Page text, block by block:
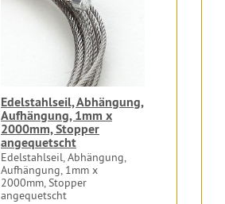
Edelstahlseil, Abhängung,
Aufhängung, 1mm x
2000mm, Stopper
angequetscht
Edelstahlseil, Abhängung,
Aufhängung, 1mm x
2000mm, Stopper
angequetscht